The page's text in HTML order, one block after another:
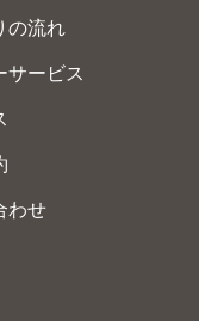
の流れ
サービス
わせ